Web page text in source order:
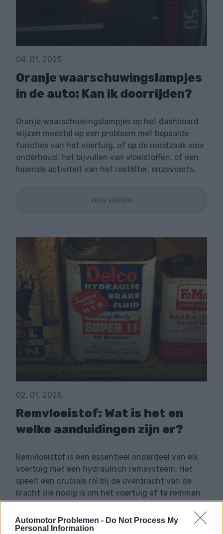
Automotor Problemen - Do Not Process My
Personal Information
04. 01. 2025
Oranje waarschuwingslampjes
in de auto: Kan ik doorrijden?
Oranje waarschuwingslampjes op het dashboard
wijzen meestal op een probleem met bepaalde
functies van het voertuig, of op de noodzaak voor
onderhoud, het bijvullen van vloeistoffen, of een
lopende activiteit van het roetfilter, enzovoorts.
LEES VERDER
02. 01. 2025
Remvloeistof: Wat is het en
welke aanduidingen zijn er?
Remvloeistof is een essentieel onderdeel van elk
voertuig met een hydraulisch remsysteem. Het
speelt een cruciale rol bij de overdracht van de
kracht die nodig is om het voertuig af te remmen
of tot stilstand te brengen. Een verkeerde keuze
of verwaarlozing van het onderhoud kan de
rijveiligheid aanzienlijk in gevaar brengen.